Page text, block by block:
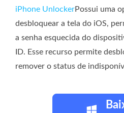
iPhone UnlockerPossui uma
desbloquear a tela do iOS,
a senha esquecida do
ID. Esse recurso permite
remover o status de